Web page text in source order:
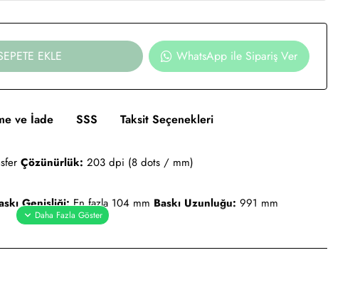
EKLE WhatsApp ile Sipariş Ver
ve İade SSS Taksit Seçenekleri
Çözünürlük: 203 dpi (8 dots / mm)
Genişliği:En fazla 104 mm Baskı Uzunluğu: 991 mm